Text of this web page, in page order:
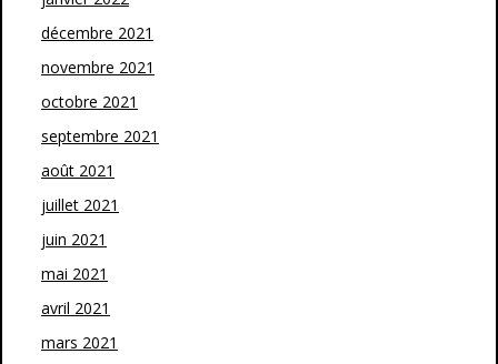
décembre 2021
novembre 2021
octobre 2021
septembre 2021
août 2021
juillet 2021
juin 2021
mai 2021
avril 2021
mars 2021